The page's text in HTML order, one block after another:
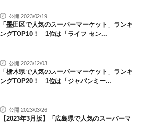
公開 2023/02/19
「墨田区で人気のスーパーマーケット」ランキ
ングTOP10！ 1位は「ライフ セン...
公開 2023/12/03
「栃木県で人気のスーパーマーケット」ランキ
ングTOP20！ 1位は「ジャパンミー...
公開 2023/03/26
【2023年3月版】「広島県で人気のスーパーマ